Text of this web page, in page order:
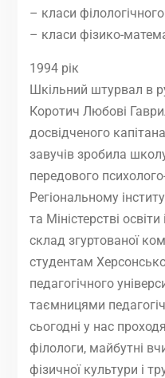
– класи
– класи фізико-
1994 рік
Шкільний штурвал в
Коротич Любові
досвідченого
завучів зробила
передового
Регіональному
та Міністерстві
склад згуртованої
студентам
педагогічного
таємницями
сьогодні у нас
філологи, майбутні
фізичної культури і